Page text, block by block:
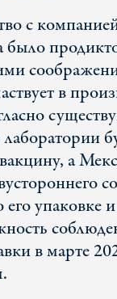
с
было
в
а
его упаковке
в марте